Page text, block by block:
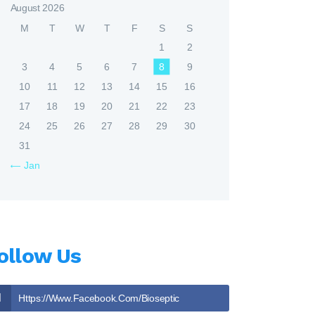
August 2026
M
T W T F S S
« Jan
1
2
3
4 5 6 7 8
9
10
11 12 13 14 15
16
17
18 19 20 21 22
23
24
25 26 27 28 29
30
31
Us
Https://www.facebook.com/bioseptic